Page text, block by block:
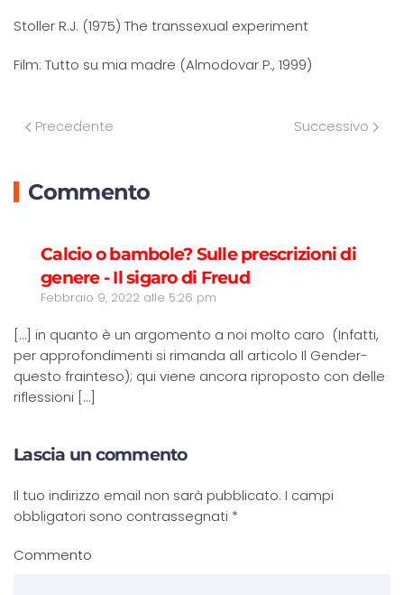
Stoller R.J. (1975) The transsexual experiment
Film: Tutto su mia madre (Almodovar P., 1999)
Precedente Successivo
Commento
Calcio o bambole? Sulle prescrizioni di
genere - Il sigaro di Freud
Febbraio 9, 2022 alle 5:26 pm
[…] in quanto è un argomento a noi molto caro (Infatti,
per approfondimenti si rimanda all articolo Il Gender-
questo frainteso); qui viene ancora riproposto con delle
riflessioni […]
Lascia un commento
Il tuo indirizzo email non sarà pubblicato. I campi
obbligatori sono contrassegnati *
Commento